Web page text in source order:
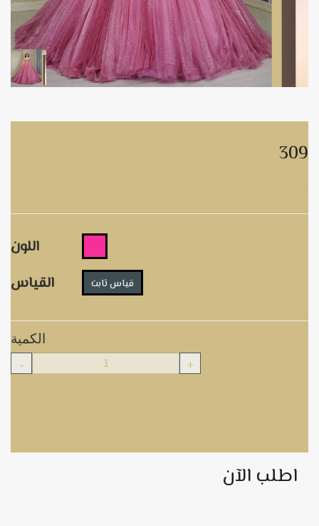
309
اللون
القياس
قياس ثابت
الكمية
- +
اطلب الآن